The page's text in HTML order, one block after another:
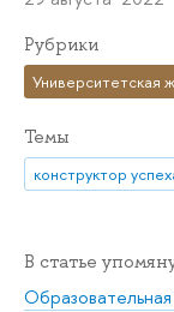
Рубрики
Университетская
Темы
конструктор
В статье